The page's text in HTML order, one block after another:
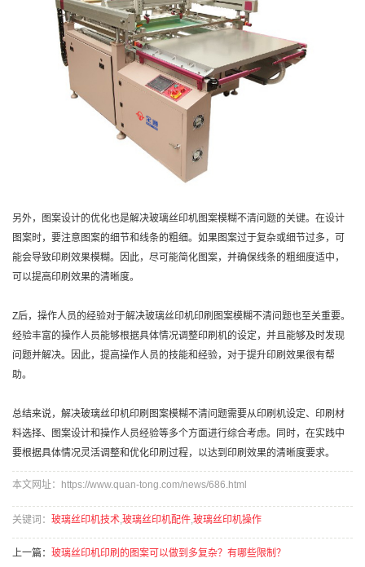
另外，图案设计的优化也是解决玻璃丝印机图案模糊不清问题的关键。在设计
图案时，要注意图案的细节和线条的粗细。如果图案过于复杂或细节过多，可
能会导致印刷效果模糊。因此，尽可能简化图案，并确保线条的粗细度适中，
可以提高印刷效果的清晰度。
Z后，操作人员的经验对于解决玻璃丝印机印刷图案模糊不清问题也至关重要。
经验丰富的操作人员能够根据具体情况调整印刷机的设定，并且能够及时发现
问题并解决。因此，提高操作人员的技能和经验，对于提升印刷效果很有帮
助。
总结来说，解决玻璃丝印机印刷图案模糊不清问题需要从印刷机设定、印刷材
料选择、图案设计和操作人员经验等多个方面进行综合考虑。同时，在实践中
要根据具体情况灵活调整和优化印刷过程，以达到印刷效果的清晰度要求。
本文网址：https://www.quan-tong.com/news/686.html
关键词： 玻璃丝印机技术,玻璃丝印机配件,玻璃丝印机操作
上一篇： 玻璃丝印机印刷的图案可以做到多复杂？有哪些限制？